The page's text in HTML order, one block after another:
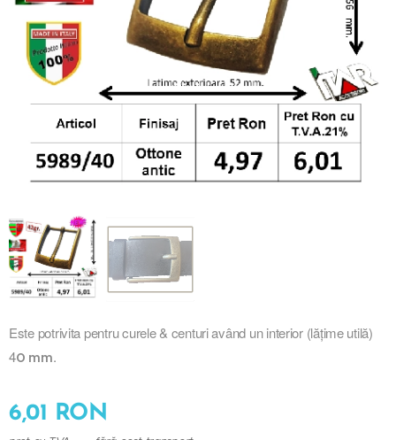
Este potrivita pentru curele & centuri având un interior (lățime utilă)
40 mm.
6,01 RON